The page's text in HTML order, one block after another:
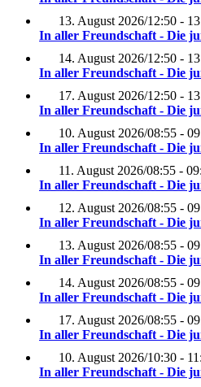
13. August 2026/12:50 -
In aller Freundschaft - Die
14. August 2026/12:50 -
In aller Freundschaft - Die
17. August 2026/12:50 -
In aller Freundschaft - Die
10. August 2026/08:55 -
In aller Freundschaft - Die
11. August 2026/08:55 -
In aller Freundschaft - Die
12. August 2026/08:55 -
In aller Freundschaft - Die
13. August 2026/08:55 -
In aller Freundschaft - Die
14. August 2026/08:55 -
In aller Freundschaft - Die
17. August 2026/08:55 -
In aller Freundschaft - Die
10. August 2026/10:30 -
In aller Freundschaft - Die